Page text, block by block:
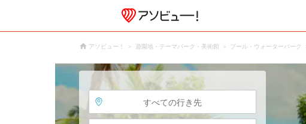
アソビュー！ 遊園地・テーマパーク・美術館 プール・ウォーターパーク
すべての行き先